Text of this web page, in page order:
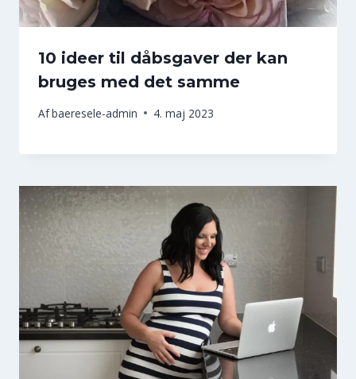
10 ideer til dåbsgaver der kan
bruges med det samme
Afbaeresele-admin 4. maj 2023